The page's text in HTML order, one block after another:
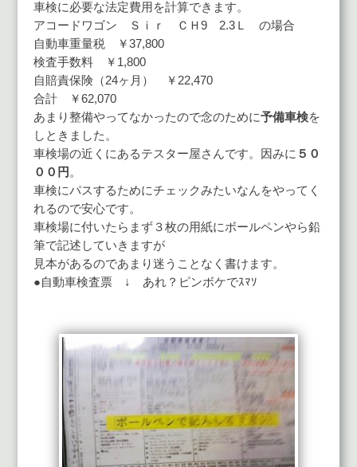
車検に必要な法定費用を計算できます。
アコードワゴン Ｓｉｒ ＣＨ9 2.3Ｌ の場合
自動車重量税 ￥37,800
検査手数料 ￥1,800
自賠責保険（24ヶ月） ￥22,470
合計 ￥62,070
あまり整備やってなかったので念のために予備車検を
しときました。
車検場の近くにあるテスター屋さんです。因みに ５０
００円 。
車検にパスするためにチェックみたいなんをやってく
れるので安心です。
車検場に付いたらまず３枚の用紙にボールペンやら鉛
筆で記述していきますが
見本があるのであまり迷うことなく書けます。
●自動車検査票 ↓ あれ？ピンボケでｽﾏｿ